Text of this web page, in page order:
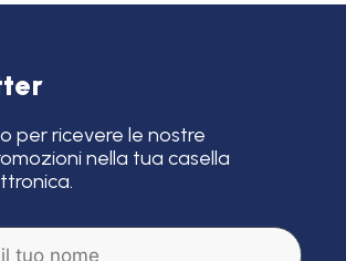
per ricevere le nostre
nella tua casella